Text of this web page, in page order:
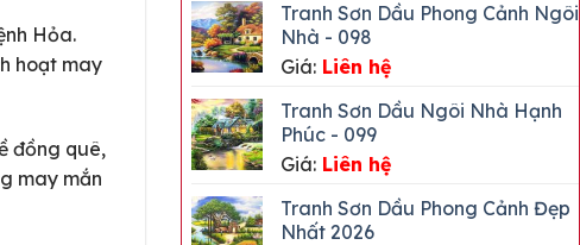
Hỏa.
hoạt may
đồng quê,
may mắn
Và
Tranh Sơn Dầu Phong Cảnh Ngôi
Nhà - 098
Giá: Liên hệ
Tranh Sơn Dầu Ngôi Nhà Hạnh
Phúc - 099
Giá: Liên hệ
Tranh Sơn Dầu Phong Cảnh Đẹp
Nhất 2026